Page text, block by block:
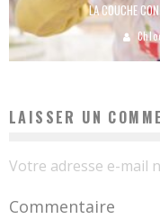
LA COUCHE
LAISSER UN
Votre adresse e-mail
Commentaire